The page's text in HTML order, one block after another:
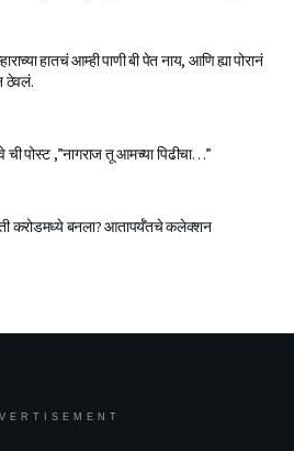
हातचं आम्ही पाणी बी पेत नाय, आणि ह्या पोरानं
ठेवलं.
पोस्ट ,”नागराज तू आमच्या पिढीचा…”
करोडमध्ये बनला? आतापर्यँतचे कलेक्शन